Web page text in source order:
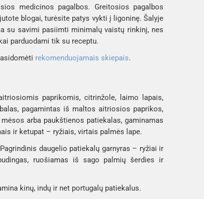
medicinos pagalbos. Greitosios pagalbos
blogai, turėsite patys vykti į ligoninę. Šalyje
su savimi pasiimti minimalų vaistų rinkinį, nes
parduodami tik su receptu.
rekomenduojamais skiepais.
paprikomis, citrinžole, laimo lapais,
, pagamintas iš maltos aitriosios paprikos,
arba paukštienos patiekalas, gaminamas
ir ketupat – ryžiais, virtais palmės lape.
daugelio patiekalų garnyras – ryžiai ir
ruošiamas iš sago palmių šerdies ir
kinų, indų ir net portugalų patiekalus.